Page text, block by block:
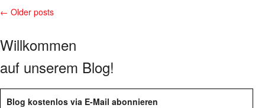
← Older posts
Willkommen
auf unserem Blog!
Blog kostenlos via E-Mail abonnieren